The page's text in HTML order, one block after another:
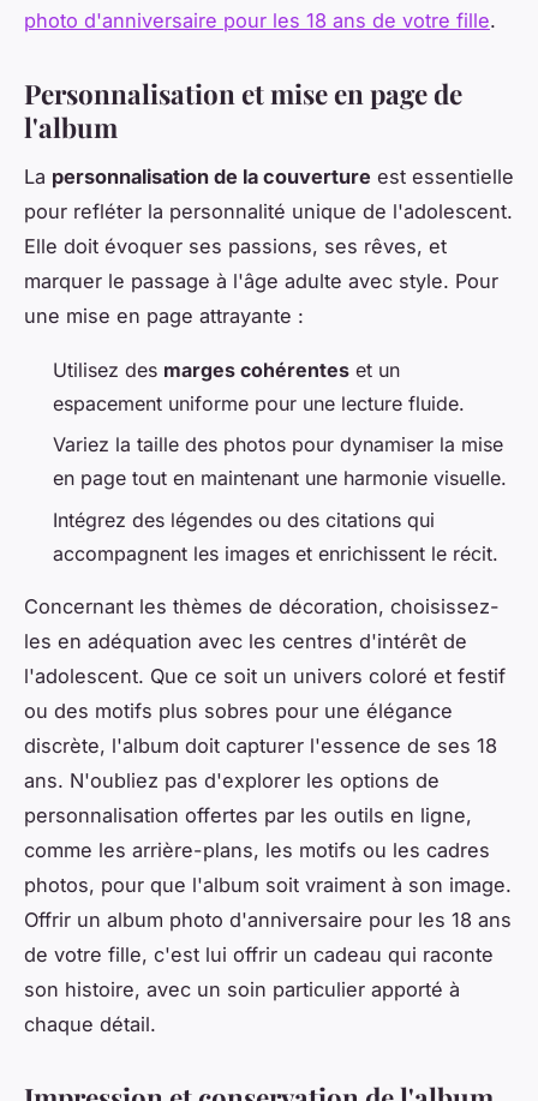
photo d'anniversaire pour les 18 ans de votre fille.
Personnalisation et mise en page de
l'album
La personnalisation de la couverture est essentielle
pour refléter la personnalité unique de l'adolescent.
Elle doit évoquer ses passions, ses rêves, et
marquer le passage à l'âge adulte avec style. Pour
une mise en page attrayante :
Utilisez des marges cohérentes et un
espacement uniforme pour une lecture fluide.
Variez la taille des photos pour dynamiser la mise
en page tout en maintenant une harmonie visuelle.
Intégrez des légendes ou des citations qui
accompagnent les images et enrichissent le récit.
Concernant les thèmes de décoration, choisissez-
les en adéquation avec les centres d'intérêt de
l'adolescent. Que ce soit un univers coloré et festif
ou des motifs plus sobres pour une élégance
discrète, l'album doit capturer l'essence de ses 18
ans. N'oubliez pas d'explorer les options de
personnalisation offertes par les outils en ligne,
comme les arrière-plans, les motifs ou les cadres
photos, pour que l'album soit vraiment à son image.
Offrir un album photo d'anniversaire pour les 18 ans
de votre fille, c'est lui offrir un cadeau qui raconte
son histoire, avec un soin particulier apporté à
chaque détail.